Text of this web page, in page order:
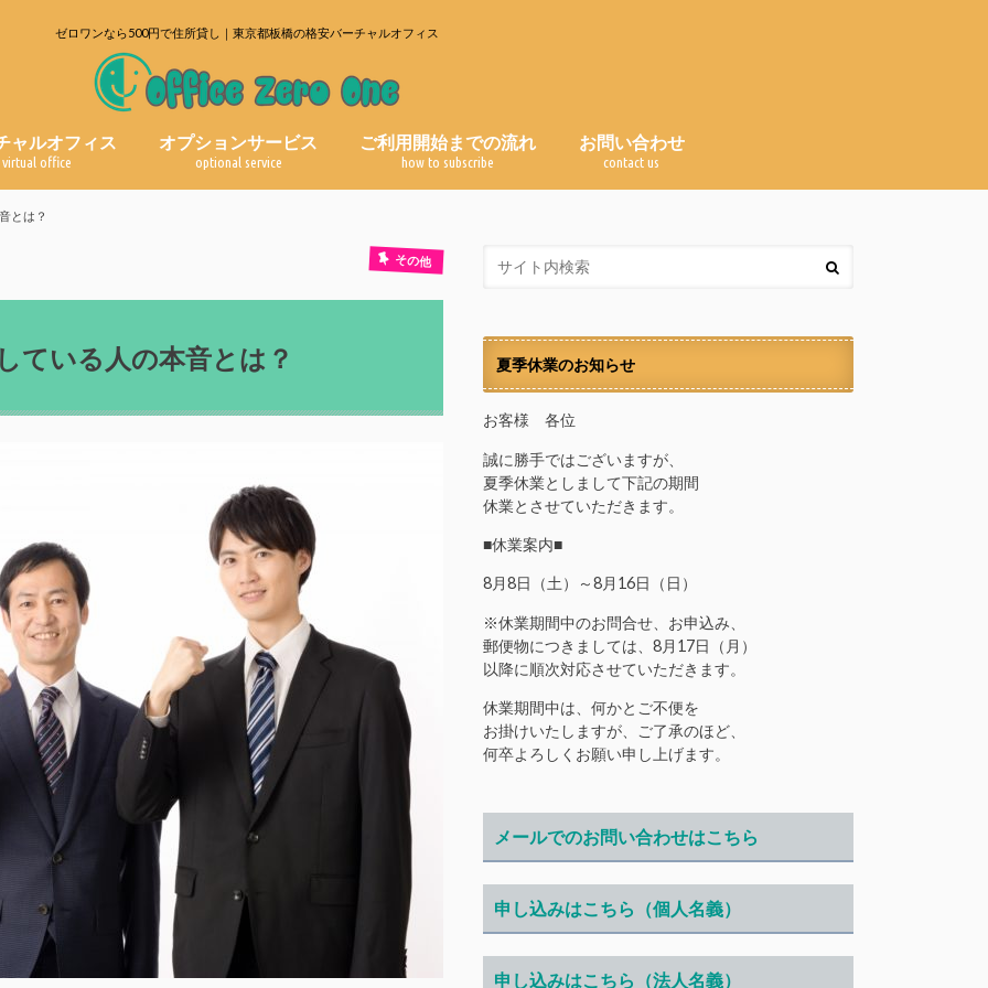
ゼロワンなら500円で住所貸し｜東京都板橋の格安バーチャルオフィス
ャルオフィス
virtual office
オプションサービス
optional service
ご利用開始までの流れ
how to subscribe
お問い合わせ
contact us
とは？
その他
ている人の本音とは？ 夏季休業のお知らせ
お客様 各位
誠に勝手ではございますが、
夏季休業としまして下記の期間
休業とさせていただきます。
■休業案内■
8月8日（土）～8月16日（日）
※休業期間中のお問合せ、お申込み、
郵便物につきましては、8月17日（月）
以降に順次対応させていただきます。
休業期間中は、何かとご不便を
お掛けいたしますが、ご了承のほど、
何卒よろしくお願い申し上げます。
メールでのお問い合わせはこちら
申し込みはこちら（個人名義）
申し込みはこちら（法人名義）